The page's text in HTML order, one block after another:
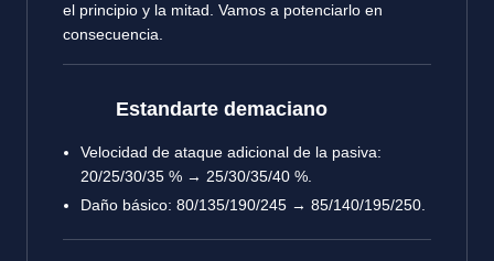
el principio y la mitad. Vamos a potenciarlo en
consecuencia.
Estandarte demaciano
Velocidad de ataque adicional de la pasiva:
20/25/30/35 % → 25/30/35/40 %.
Daño básico: 80/135/190/245 → 85/140/195/250.